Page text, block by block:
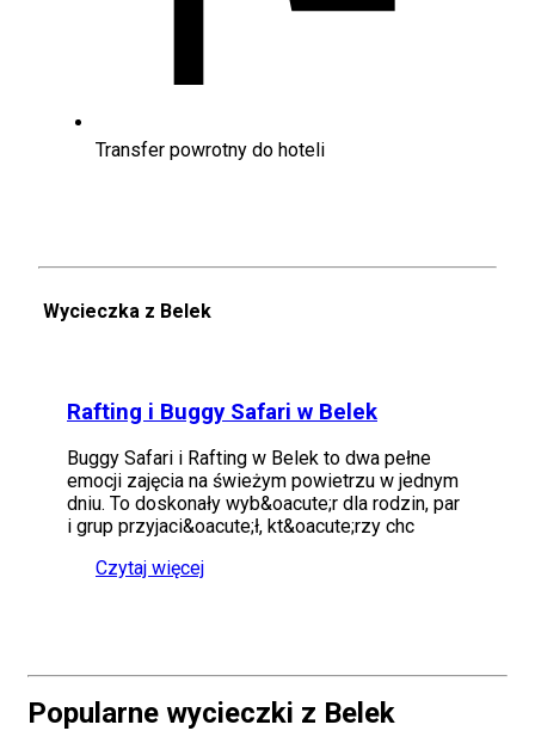
Transfer powrotny do hoteli
Wycieczka z Belek
Rafting i Buggy Safari w Belek
Buggy Safari i Rafting w Belek to dwa pełne
emocji zajęcia na świeżym powietrzu w jednym
dniu. To doskonały wyb&oacute;r dla rodzin, par
i grup przyjaci&oacute;ł, kt&oacute;rzy chc
Czytaj więcej
Popularne wycieczki z Belek